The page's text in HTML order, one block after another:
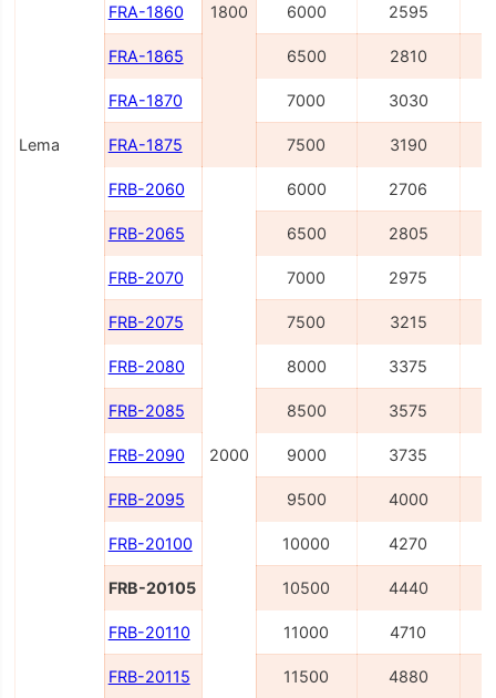
Lema
1800
FRA-1860 6000 2595
FRA-1865 6500 2810
FRA-1870 7000 3030
FRA-1875 7500 3190
FRB-2060
2000
6000 2706
FRB-2065 6500 2805
FRB-2070 7000 2975
FRB-2075 7500 3215
FRB-2080 8000 3375
FRB-2085 8500 3575
FRB-2090 9000 3735
FRB-2095 9500 4000
FRB-20100 10000 4270
FRB-20105 10500 4440
FRB-20110 11000 4710
FRB-20115 11500 4880